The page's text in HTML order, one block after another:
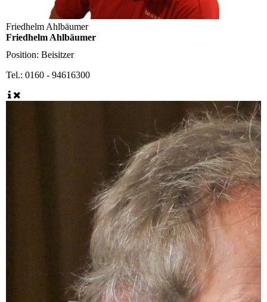
Friedhelm Ahlbäumer
Friedhelm Ahlbäumer
Position: Beisitzer
Tel.: 0160 - 94616300